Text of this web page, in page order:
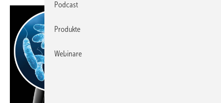
Podcast
Produkte
Webinare